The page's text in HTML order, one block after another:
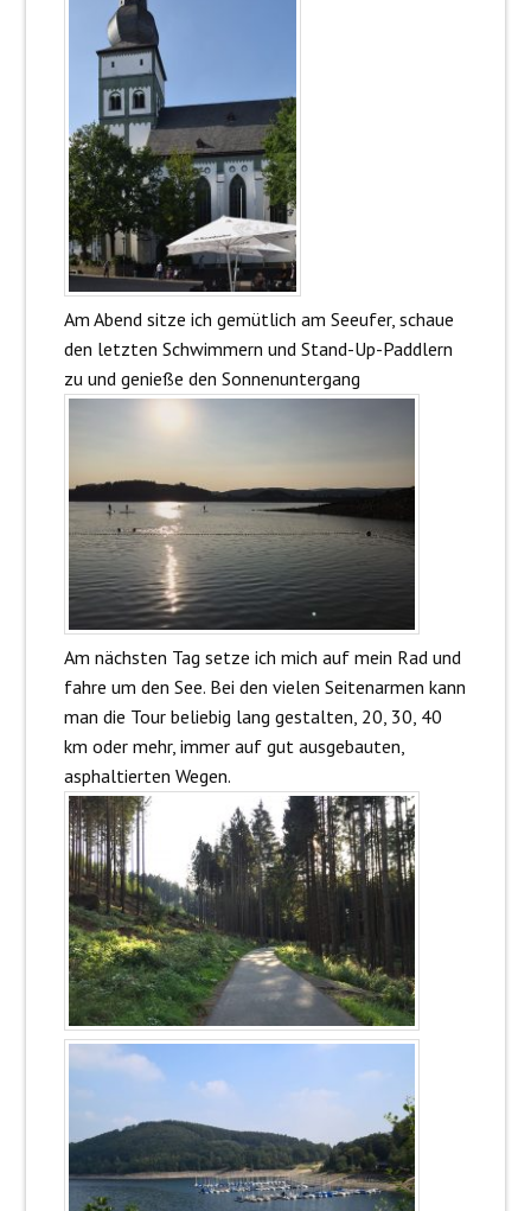
Am Abend sitze ich gemütlich am Seeufer, schaue
den letzten Schwimmern und Stand-Up-Paddlern
zu und genieße den Sonnenuntergang
Am nächsten Tag setze ich mich auf mein Rad und
fahre um den See. Bei den vielen Seitenarmen kann
man die Tour beliebig lang gestalten, 20, 30, 40
km oder mehr, immer auf gut ausgebauten,
asphaltierten Wegen.